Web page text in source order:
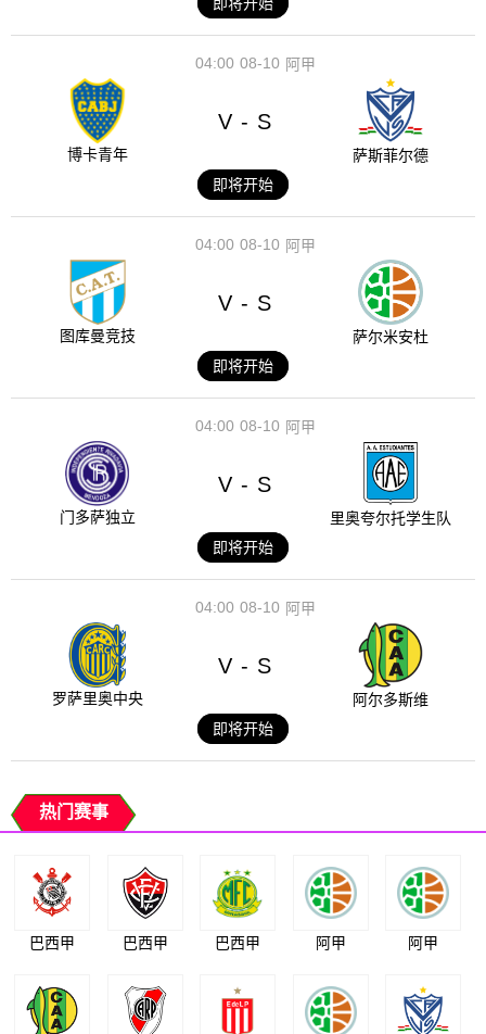
即将开始
08-10
04:00 阿甲
博卡青年
V - S
萨斯菲尔德
即将开始
08-10
04:00 阿甲
图库曼竞技
V - S
萨尔米安杜
即将开始
08-10
04:00 阿甲
门多萨独立
V - S
里奥夸尔托学生队
即将开始
08-10
04:00 阿甲
罗萨里奥中央
V - S
阿尔多斯维
即将开始
热门赛事
巴西甲 巴西甲 巴西甲 阿甲 阿甲